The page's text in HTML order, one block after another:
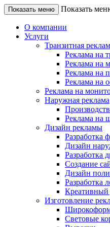
Показать меню Показать
О компании
Услуги
Транзитная
Реклама на
Реклама на
Реклама на
Реклама на
Реклама на
Наружная реклама
Реклама на
Дизайн рекламы
Разработка
Дизайн
Разработка
Создание
Дизайн
Разработка
Креативный
Изготовление
Световые